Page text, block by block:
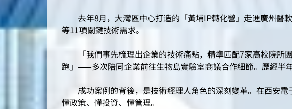
去年8月，大灣區中心打造的「黃埔IP轉化營」走進廣州醫
等11項關鍵技術需求。
「我們事先梳理出企業的技術痛點，精準匹配7家高校院所
跑」——多次陪同企業前往生物島實驗室商議合作細節。歷經半
成功案例的背後，是技術經理人角色的深刻變革。在西安電
懂政策、懂投資、懂管理。